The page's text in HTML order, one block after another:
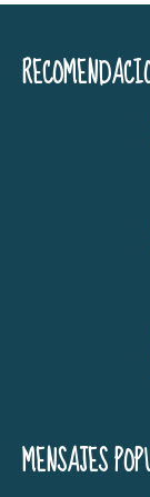
MENSAJES